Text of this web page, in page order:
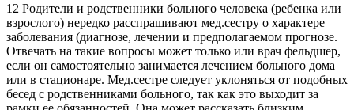
12 Родители и родственники больного человека (ребенка или
взрослого) нередко расспрашивают мед.сестру о характере
заболевания (диагнозе, лечении и предполагаемом прогнозе.
Отвечать на такие вопросы может только или врач фельдшер,
если он самостоятельно занимается лечением больного дома
или в стационаре. Мед.сестре следует уклоняться от подобных
бесед с родственниками больного, так как это выходит за